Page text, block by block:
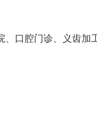
口腔门诊、义齿加